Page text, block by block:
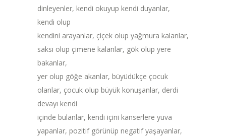
dinleyenler, kendi okuyup kendi duyanlar,
kendi olup
kendini arayanlar, çiçek olup yağmura kalanlar,
saksı olup çimene kalanlar, gök olup yere
bakanlar,
yer olup göğe akanlar, büyüdükçe çocuk
olanlar, çocuk olup büyük konuşanlar, derdi
devayı kendi
içinde bulanlar, kendi içini kanserlere yuva
yapanlar, pozitif görünüp negatif yaşayanlar,